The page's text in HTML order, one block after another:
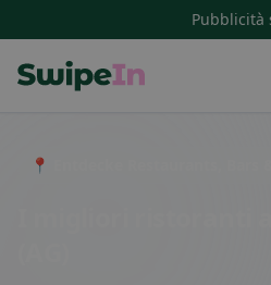
Pubblicità
📍 Entdecke Restaurants, Bars &